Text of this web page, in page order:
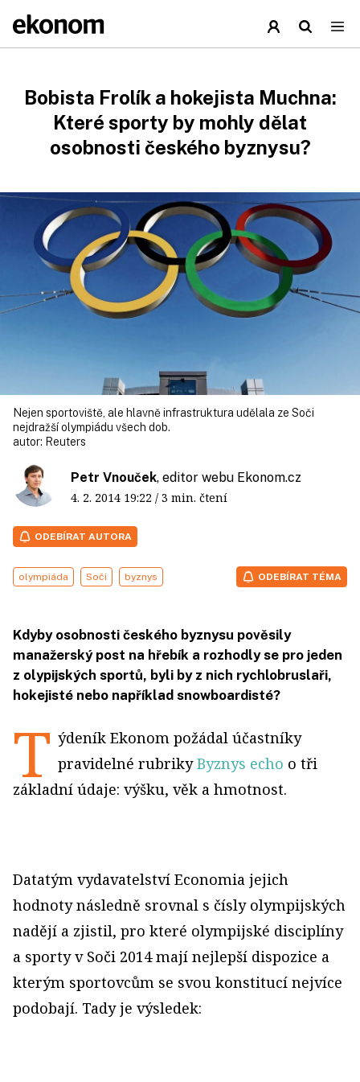
Bobista Frolík a hokejista Muchna:
Které sporty by mohly dělat
osobnosti českého byznysu?
Nejen sportoviště, ale hlavně infrastruktura udělala ze Soči
nejdražší olympiádu všech dob.
autor: Reuters
Petr Vnouček, editor webu Ekonom.cz
4. 2. 2014 19:22 / 3 min. čtení
ODEBÍRAT AUTORA
olympiáda Soči byznys ODEBÍRAT TÉMA
Kdyby osobnosti českého byznysu pověsily
manažerský post na hřebík a rozhodly se pro jeden
z olypijských sportů, byli by z nich rychlobruslaři,
hokejisté nebo například snowboardisté?
T ýdeník Ekonom požádal účastníky
pravidelné rubrikyByznys echo o tři
základní údaje: výšku, věk a hmotnost.
Datatým vydavatelství Economia jejich
hodnoty následně srovnal s čísly olympijských
nadějí a zjistil, pro které olympijské disciplíny
a sporty v Soči 2014 mají nejlepší dispozice a
kterým sportovcům se svou konstitucí nejvíce
podobají. Tady je výsledek: